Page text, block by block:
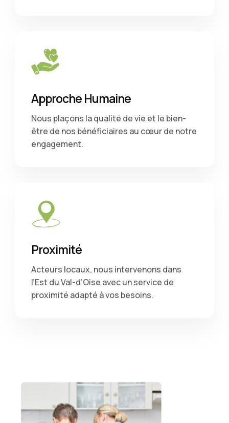
Approche Humaine
Nous plaçons la qualité de vie et le bien-
être de nos bénéficiaires au cœur de notre
engagement.
Proximité
Acteurs locaux, nous intervenons dans
l’Est du Val-d’Oise avec un service de
proximité adapté à vos besoins.